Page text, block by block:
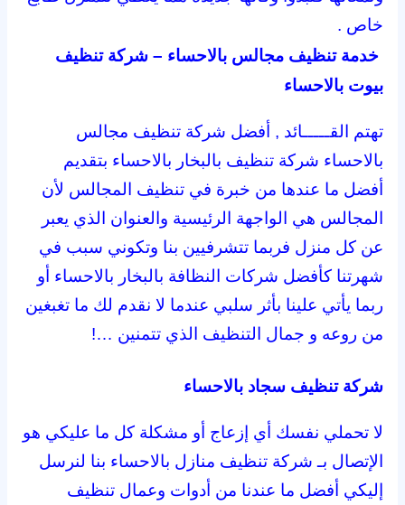
خاص .
خدمة تنظيف مجالس بالاحساء – شركة تنظيف
بيوت بالاحساء
تهتم القـــــائد , أفضل شركة تنظيف مجالس
بالاحساء شركة تنظيف بالبخار بالاحساء بتقديم
أفضل ما عندها من خبرة في تنظيف المجالس لأن
المجالس هي الواجهة الرئيسية والعنوان الذي يعبر
عن كل منزل فربما تتشرفيين بنا وتكوني سبب في
شهرتنا كأفضل شركات النظافة بالبخار بالاحساء أو
ربما يأتي علينا بأثر سلبي عندما لا نقدم لك ما تغبغين
من روعه و جمال التنظيف الذي تتمنين …!
شركة تنظيف سجاد بالاحساء
لا تحملي نفسك أي إزعاج أو مشكلة كل ما عليكي هو
الإتصال بـ شركة تنظيف منازل بالاحساء بنا لنرسل
إليكي أفضل ما عندنا من أدوات وعمال تنظيف